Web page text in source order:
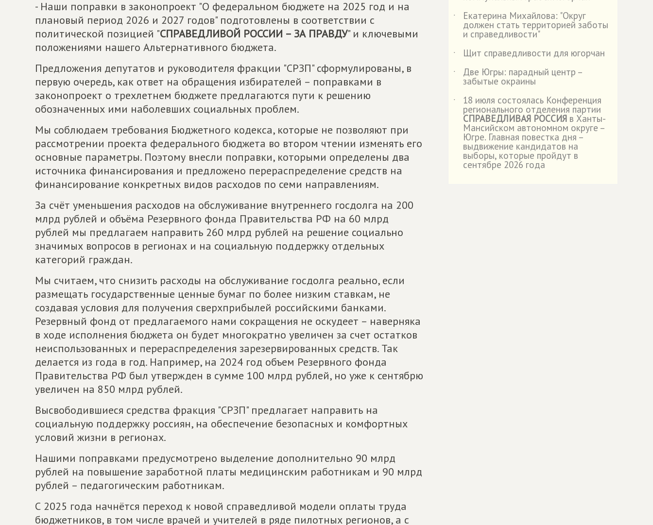
- Наши поправки в законопроект "О федеральном бюджете на 2025 год и на
плановый период 2026 и 2027 годов" подготовлены в соответствии с
политической позицией "СПРАВЕДЛИВОЙ РОССИИ – ЗА ПРАВДУ" и ключевыми
положениями нашего Альтернативного бюджета.
Предложения депутатов и руководителя фракции "СРЗП" сформулированы, в
первую очередь, как ответ на обращения избирателей – поправками в
законопроект о трехлетнем бюджете предлагаются пути к решению
обозначенных ими наболевших социальных проблем.
Мы соблюдаем требования Бюджетного кодекса, которые не позволяют при
рассмотрении проекта федерального бюджета во втором чтении изменять его
основные параметры. Поэтому внесли поправки, которыми определены два
источника финансирования и предложено перераспределение средств на
финансирование конкретных видов расходов по семи направлениям.
За счёт уменьшения расходов на обслуживание внутреннего госдолга на 200
млрд рублей и объёма Резервного фонда Правительства РФ на 60 млрд
рублей мы предлагаем направить 260 млрд рублей на решение социально
значимых вопросов в регионах и на социальную поддержку отдельных
категорий граждан.
Мы считаем, что снизить расходы на обслуживание госдолга реально, если
размещать государственные ценные бумаг по более низким ставкам, не
создавая условия для получения сверхприбылей российскими банками.
Резервный фонд от предлагаемого нами сокращения не оскудеет – наверняка
в ходе исполнения бюджета он будет многократно увеличен за счет остатков
неиспользованных и перераспределения зарезервированных средств. Так
делается из года в год. Например, на 2024 год объем Резервного фонда
Правительства РФ был утвержден в сумме 100 млрд рублей, но уже к сентябрю
увеличен на 850 млрд рублей.
Высвободившиеся средства фракция "СРЗП" предлагает направить на
социальную поддержку россиян, на обеспечение безопасных и комфортных
условий жизни в регионах.
Нашими поправками предусмотрено выделение дополнительно 90 млрд
рублей на повышение заработной платы медицинским работникам и 90 млрд
рублей – педагогическим работникам.
С 2025 года начнётся переход к новой справедливой модели оплаты труда
бюджетников, в том числе врачей и учителей в ряде пилотных регионов, а с
˙
Екатерина Михайлова: "Округ
должен стать территорией заботы
и справедливости"
˙
Щит справедливости для югорчан
˙
Две Югры: парадный центр –
забытые окраины
˙
18 июля состоялась Конференция
регионального отделения партии
СПРАВЕДЛИВАЯ РОССИЯ в Ханты-
Мансийском автономном округе –
Югре. Главная повестка дня –
выдвижение кандидатов на
выборы, которые пройдут в
сентябре 2026 года